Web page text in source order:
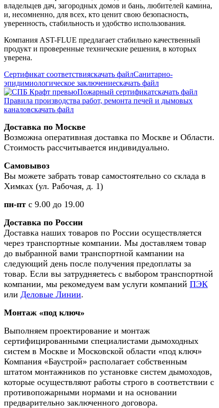
владельцев дач, загородных домов и бань, любителей камина,
и, несомненно, для всех, кто ценит свою безопасность,
уверенность, стабильность и удобство использования.
Компания AST-FLUE предлагает стабильно качественный
продукт и проверенные технические решения, в которых
уверена.
Сертификат соответствияскачать файлСанитарно-
эпидимиологическое заключениескачать файл
Пожарный сертификатскачать файл
Правила производства работ, ремонта печей и дымовых
каналовскачать файл
Доставка по Москве
Возможна оперативная доставка по Москве и Области.
Стоимость рассчитывается индивидуально.
Самовывоз
Вы можете забрать товар самостоятельно со склада в
Химках (ул. Рабочая, д. 1)
пн-пт с 9.00 до 19.00
Доставка по России
Доставка наших товаров по России осуществляется
через транспортные компании. Мы доставляем товар
до выбранной вами транспортной кампании на
следующий день после получения предоплаты за
товар. Если вы затрудняетесь с выбором транспортной
компании, мы рекомедуем вам услуги компаний ПЭК
или Деловые Линии.
Монтаж «под ключ»
Выполняем проектирование и монтаж
сертифицированными специалистами дымоходных
систем в Москве и Московской области «под ключ»
Компания «Баустрой» располагает собственным
штатом монтажников по установке систем дымоходов,
которые осуществляют работы строго в соответствии с
противопожарными нормами и на основании
предварительно заключенного договора.